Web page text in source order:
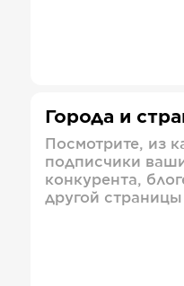
Города и
Посмотрите, из
подписчики
конкурента,
другой страницы